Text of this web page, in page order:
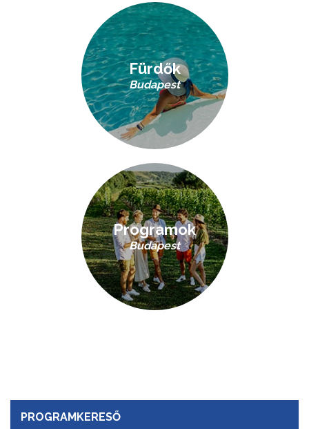
Fürdők
Budapest
Programok
Budapest
PROGRAMKERESŐ